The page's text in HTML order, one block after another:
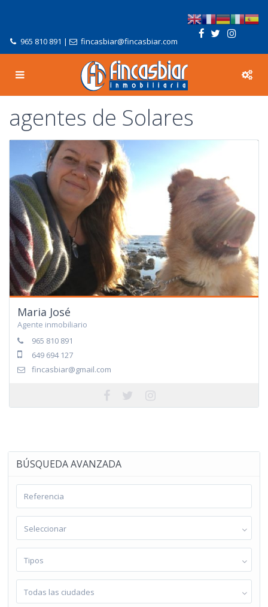
965 810 891 | fincasbiar@fincasbiar.com
agentes de Solares
Maria José
Agente inmobiliario
965 810 891
649 694 127
fincasbiar@gmail.com
BÚSQUEDA AVANZADA
Seleccionar
Tipos
Todas las ciudades